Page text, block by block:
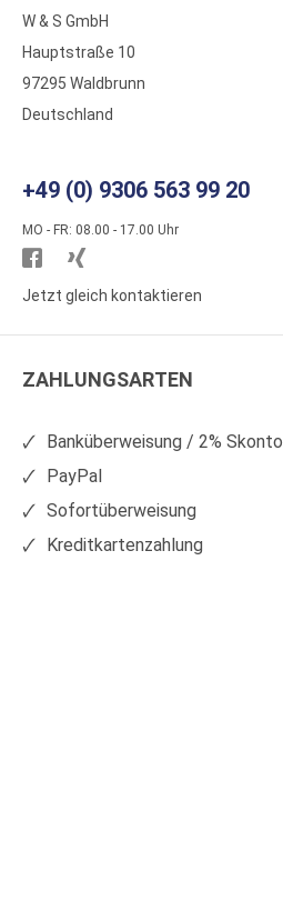
W & S GmbH
Hauptstraße 10
97295 Waldbrunn
Deutschland
+49 (0) 9306 563 99 20
MO - FR: 08.00 - 17.00 Uhr
Besuchen
Sie
auf
Sie
auf
Jetzt gleich kontaktieren
ZAHLUNGSARTEN
Banküberweisung / 2% Skonto
PayPal
Sofortüberweisung
Kreditkartenzahlung